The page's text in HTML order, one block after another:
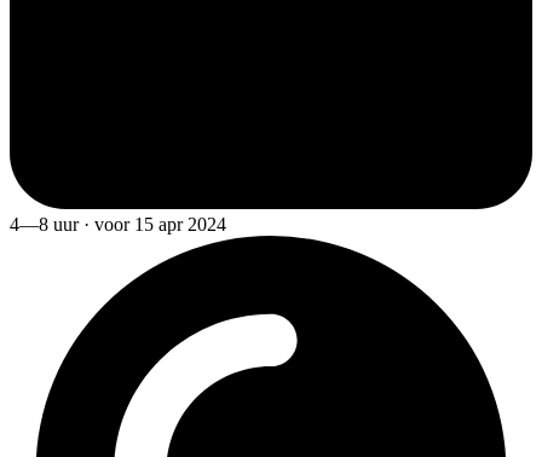
4—8 uur · voor 15 apr 2024